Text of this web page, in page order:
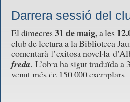
Darrera sessió del
El dimecres31 de maig,a les
club de lectura a la Biblioteca
comentarà l’exitosa novel·la
freda. L’obra ha sigut traduïda a
venut més de 150.000 exemplars.